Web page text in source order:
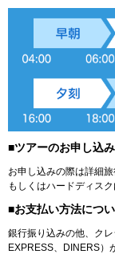
■ツアーのお申し込
お申し込みの際は詳細
もしくはハードディス
■お支払い方法につ
銀行振り込みの他、ク
EXPRESS、DINERS）